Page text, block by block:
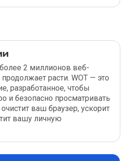
2 миллионов веб-
расти. WOT — это
разработанное, чтобы
и безопасно просматривать
ваш браузер, ускорит
вашу личную